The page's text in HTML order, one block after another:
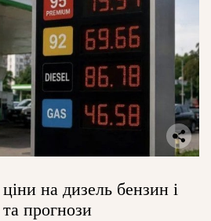
на дизель бензин і
прогнози